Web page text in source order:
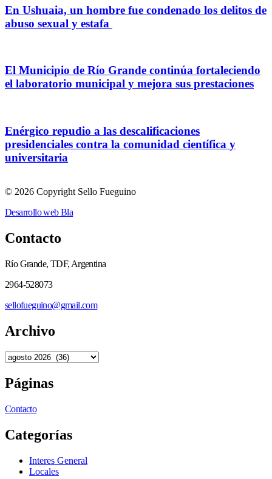
En Ushuaia, un hombre fue condenado los delitos de
abuso sexual y estafa
El Municipio de Río Grande continúa fortaleciendo
el laboratorio municipal y mejora sus prestaciones
Enérgico repudio a las descalificaciones
presidenciales contra la comunidad científica y
universitaria
© 2026 Copyright Sello Fueguino
Desarrollo web Bla
Contacto
Río Grande, TDF, Argentina
2964-528073
sellofueguino@gmail.com
Archivo
Páginas
Contacto
Categorías
Interes General
Locales